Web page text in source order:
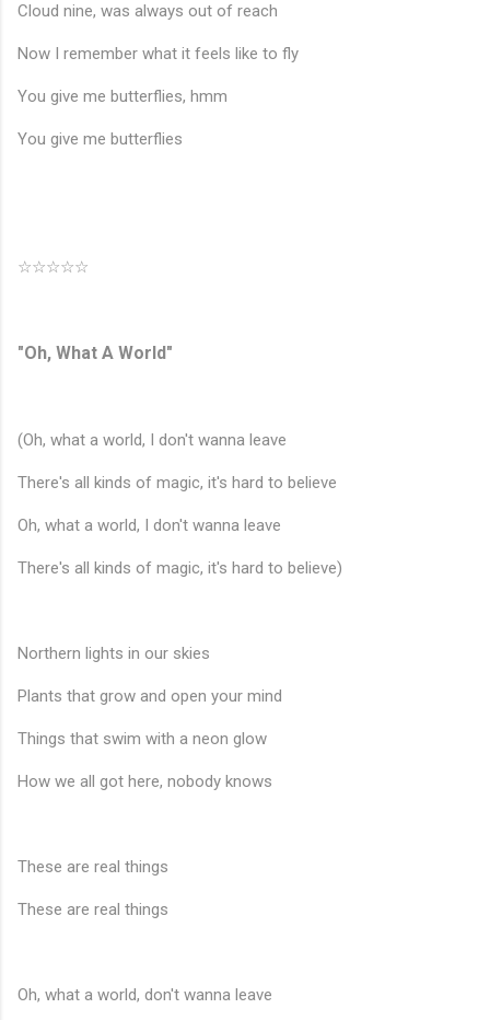
Cloud nine, was always out of reach
Now I remember what it feels like to fly
You give me butterflies, hmm
You give me butterflies
☆☆☆☆☆
"Oh, What A World"
(Oh, what a world, I don't wanna leave
There's all kinds of magic, it's hard to believe
Oh, what a world, I don't wanna leave
There's all kinds of magic, it's hard to believe)
Northern lights in our skies
Plants that grow and open your mind
Things that swim with a neon glow
How we all got here, nobody knows
These are real things
These are real things
Oh, what a world, don't wanna leave